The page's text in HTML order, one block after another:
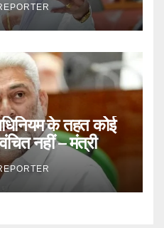
के तहत कोई
नहीं – मंत्री